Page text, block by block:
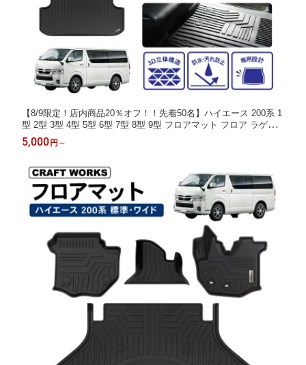
【8/9限定！店内商品20％オフ！！先着50名】ハイエース 200系 1
型 2型 3型 4型 5型 6型 7型 8型 9型 フロアマット フロア ラゲッ
ジ マット 標準 ワイド 車 防水 防汚 汚れ 防止 3D ラゲージ トレ
イ カスタム アクセサリー 専用 フロア マット ラゲッジ
5,000 円 ～